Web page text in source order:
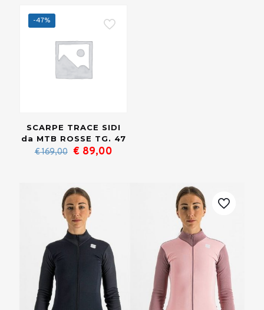
-47%
SCARPE TRACE SIDI
da MTB ROSSE TG. 47
€169,00 Il
era:
€ 169,00.
€89,00Il